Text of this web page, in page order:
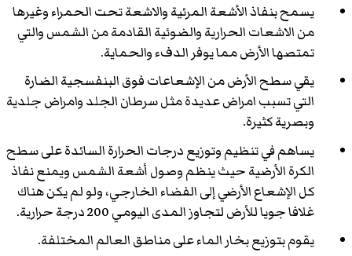
يسمح بنفاذ الأشعة المرئية والاشعة تحت الحمراء وغيرها
من الاشعات الحرارية والضوئية القادمة من الشمس والتي
تمتصها الأرض مما يوفر الدفء والحماية.
يقي سطح الأرض من الإشعاعات فوق البنفسجية الضارة
التي تسبب امراض عديدة مثل سرطان الجلد وامراض جلدية
وبصرية كثيرة.
يساهم في تنظيم وتوزيع درجات الحرارة السائدة على سطح
الكرة الأرضية حيث ينظم وصول أشعة الشمس ويمنع نفاذ
كل الإشعاع الأرضي إلى الفضاء الخارجي، ولو لم يكن هناك
غلافا جويا للأرض لتجاوز المدى اليومي 200 درجة حرارية.
يقوم بتوزيع بخار الماء على مناطق العالم المختلفة.